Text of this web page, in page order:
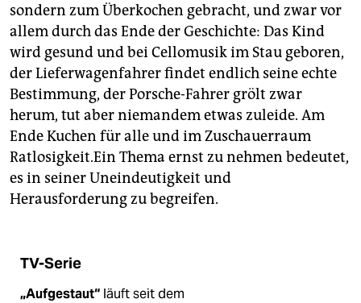
sondern zum Überkochen gebracht, und zwar vor
allem durch das Ende der Geschichte: Das Kind
wird gesund und bei Cellomusik im Stau geboren,
der Lieferwagenfahrer findet endlich seine echte
Bestimmung, der Porsche-Fahrer grölt zwar
herum, tut aber niemandem etwas zuleide. Am
Ende Kuchen für alle und im Zuschauerraum
Ratlosigkeit.Ein Thema ernst zu nehmen bedeutet,
es in seiner Uneindeutigkeit und
Herausforderung zu begreifen.
TV-Serie
„Aufgestaut“ läuft seit dem